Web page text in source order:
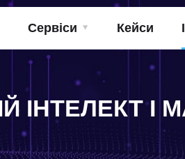
Сервіси Кейси
ІНТЕЛЕКТ